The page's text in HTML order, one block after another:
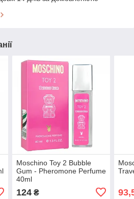
Moschino Toy 2 Bubble
Gum - Pheromone Perfume
40ml
124₴